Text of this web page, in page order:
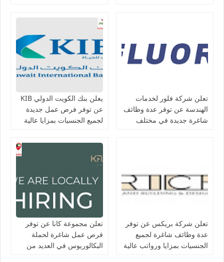
تعلن شركة فلور لخدمات
الهندسة عن توفر عدة وظائف
شاغرة جديدة في مختلف
يعلن بنك الكويت الدولي KIB
عن توفر فرص عمل جديدة
لجميع الجنسيات بمزايا عالية
تعلن شركة بريكس عن توفر
عدة وظائف شاغرة لجميع
الجنسيات بمزايا ورواتب عالية
تعلن مجموعة كانا عن توفر
فرص عمل شاغرة لحملة
البكالوريوس في العديد من